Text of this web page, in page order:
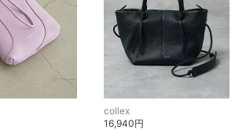
collex
16,940円